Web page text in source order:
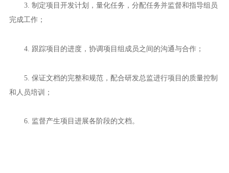
3. 制定项目开发计划，量化任务，分配任务并监督和指导组员
完成工作；
4. 跟踪项目的进度，协调项目组成员之间的沟通与合作；
5. 保证文档的完整和规范，配合研发总监进行项目的质量控制
和人员培训；
6. 监督产生项目进展各阶段的文档。